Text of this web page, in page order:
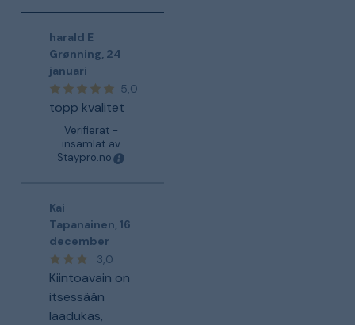
harald E
Grønning, 24
januari
5,0
topp kvalitet
Verifierat -
insamlat av
Staypro.no
Kai
Tapanainen, 16
december
3,0
Kiintoavain on
itsessään
laadukas,